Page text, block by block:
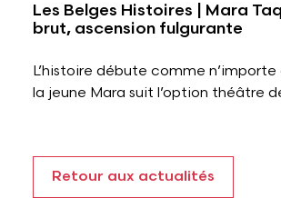
Les Belges Histoires | Mara
brut, ascension fulgurante
L’histoire débute comme n’importe
la jeune Mara suit l’option théâtre
Retour aux actualités